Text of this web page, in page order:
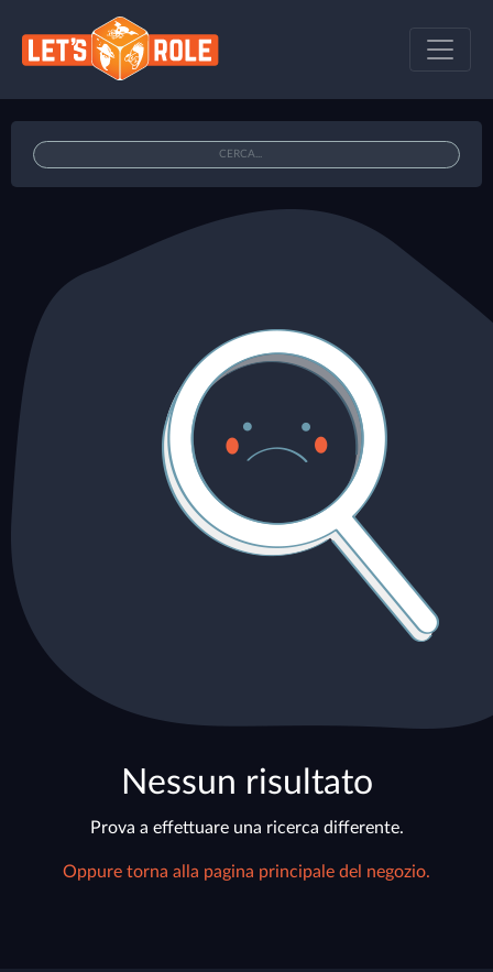
Nessun risultato
Prova a effettuare una ricerca differente.
Oppure torna alla pagina principale del negozio.